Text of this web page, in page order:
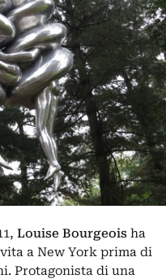
Louise Bourgeois ha
a New York prima di
Protagonista di una